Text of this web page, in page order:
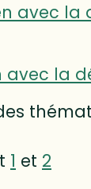
avec
avec la
1 et 2